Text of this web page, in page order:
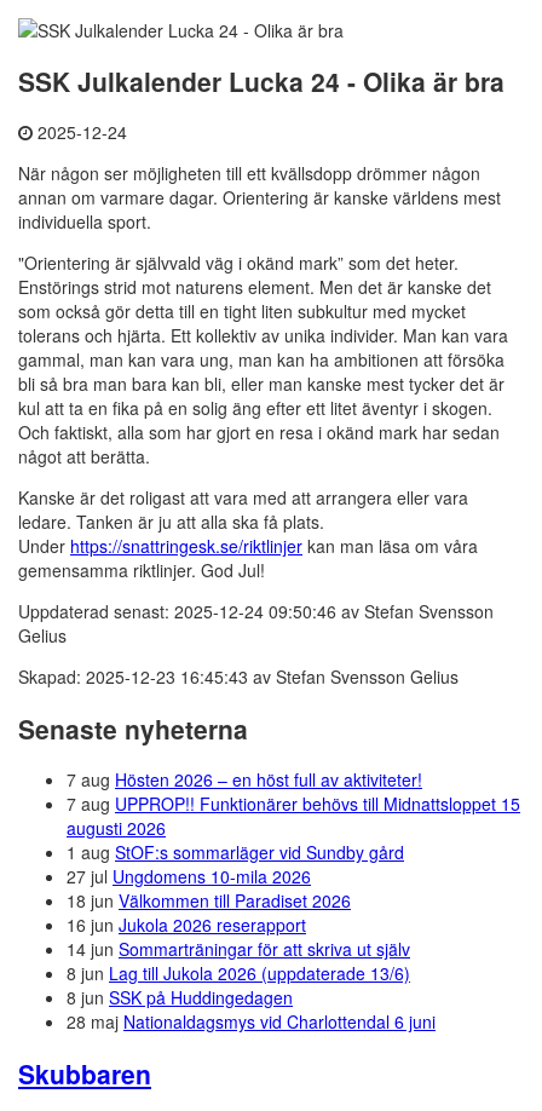
SSK Julkalender Lucka 24 - Olika är bra
2025-12-24
När någon ser möjligheten till ett kvällsdopp drömmer någon
annan om varmare dagar. Orientering är kanske världens mest
individuella sport.
"Orientering är självvald väg i okänd mark” som det heter.
Enstörings strid mot naturens element. Men det är kanske det
som också gör detta till en tight liten subkultur med mycket
tolerans och hjärta. Ett kollektiv av unika individer. Man kan vara
gammal, man kan vara ung, man kan ha ambitionen att försöka
bli så bra man bara kan bli, eller man kanske mest tycker det är
kul att ta en fika på en solig äng efter ett litet äventyr i skogen.
Och faktiskt, alla som har gjort en resa i okänd mark har sedan
något att berätta.
Kanske är det roligast att vara med att arrangera eller vara
ledare. Tanken är ju att alla ska få plats.
Under https://snattringesk.se/riktlinjer kan man läsa om våra
gemensamma riktlinjer. God Jul!
Uppdaterad senast: 2025-12-24 09:50:46 av Stefan Svensson
Gelius
Skapad: 2025-12-23 16:45:43 av Stefan Svensson Gelius
Senaste nyheterna
7 aug Hösten 2026 – en höst full av aktiviteter!
7 aug UPPROP!! Funktionärer behövs till Midnattsloppet 15
augusti 2026
1 aug StOF:s sommarläger vid Sundby gård
27 jul Ungdomens 10-mila 2026
18 jun Välkommen till Paradiset 2026
16 jun Jukola 2026 reserapport
14 jun Sommarträningar för att skriva ut själv
8 jun Lag till Jukola 2026 (uppdaterade 13/6)
8 jun SSK på Huddingedagen
28 maj Nationaldagsmys vid Charlottendal 6 juni
Skubbaren